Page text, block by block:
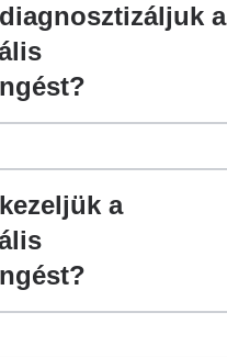
a
a